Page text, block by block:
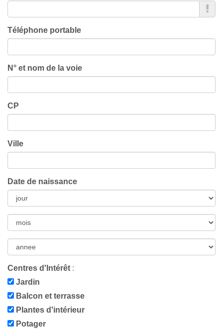
Téléphone portable
N° et nom de la voie
CP
Ville
Date de naissance
Centres d'Intérêt :
Jardin
Balcon et terrasse
Plantes d'intérieur
Potager